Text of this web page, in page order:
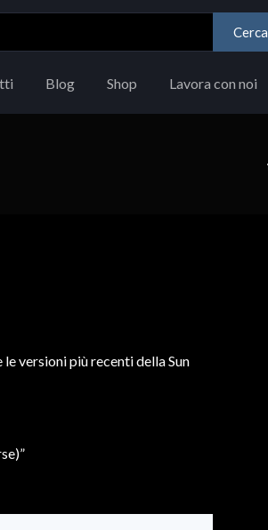
Cerca
Blog Shop Lavora con noi
versioni più recenti della Sun